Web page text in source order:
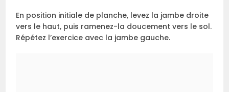
En position initiale de planche, levez la jambe droite
vers le haut, puis ramenez-la doucement vers le sol.
Répétez l’exercice avec la jambe gauche.